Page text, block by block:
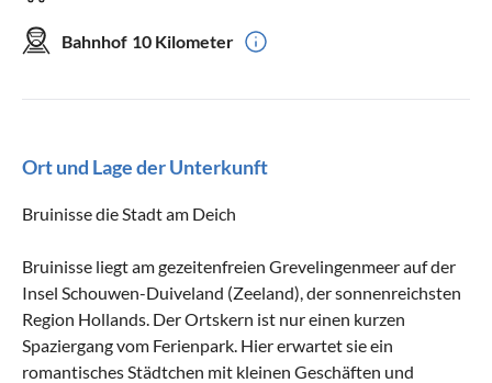
Bahnhof 10 Kilometer
Ort und Lage der Unterkunft
Bruinisse die Stadt am Deich
Bruinisse liegt am gezeitenfreien Grevelingenmeer auf der
Insel Schouwen-Duiveland (Zeeland), der sonnenreichsten
Region Hollands. Der Ortskern ist nur einen kurzen
Spaziergang vom Ferienpark. Hier erwartet sie ein
romantisches Städtchen mit kleinen Geschäften und